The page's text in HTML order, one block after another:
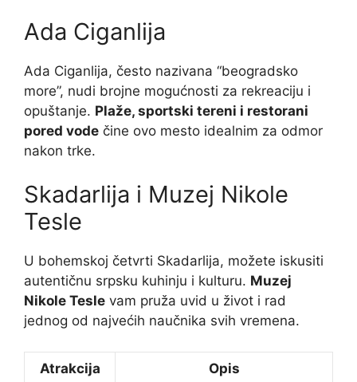
Ada Ciganlija
Ada Ciganlija, često nazivana “beogradsko
more”, nudi brojne mogućnosti za rekreaciju i
opuštanje. Plaže, sportski tereni i restorani
pored vode čine ovo mesto idealnim za odmor
nakon trke.
Skadarlija i Muzej Nikole
Tesle
U bohemskoj četvrti Skadarlija, možete iskusiti
autentičnu srpsku kuhinju i kulturu. Muzej
Nikole Tesle vam pruža uvid u život i rad
jednog od najvećih naučnika svih vremena.
Atrakcija Opis